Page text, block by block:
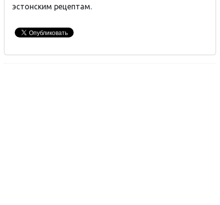
эстонским рецептам.